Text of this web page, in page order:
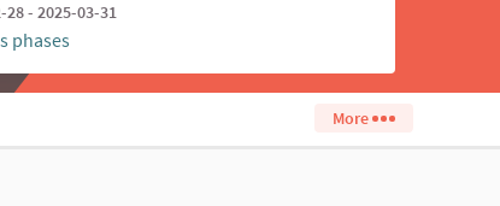
28 - 2025-03-31
phases
More